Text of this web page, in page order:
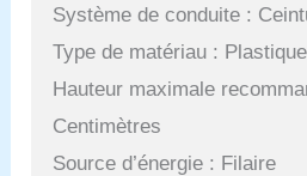
Système de conduite :
Type de matériau : Plastique
Hauteur maximale
Centimètres
Source d’énergie : Filaire